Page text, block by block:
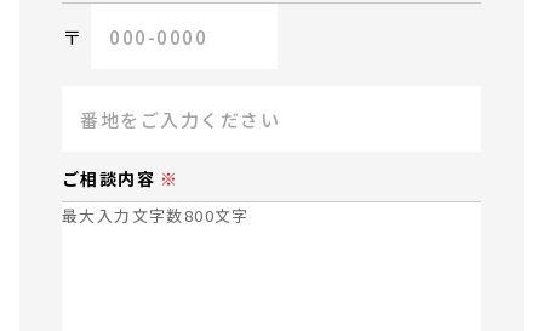
〒
ご相談内容
最大入力文字数800文字